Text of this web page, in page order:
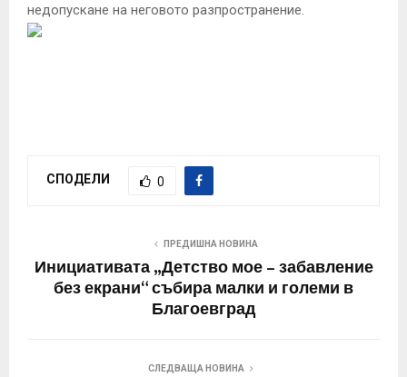
недопускане на неговото разпространение.
СПОДЕЛИ 0
ПРЕДИШНА НОВИНА
Инициативата „Детство мое – забавление
без екрани“ събира малки и големи в
Благоевград
СЛЕДВАЩА НОВИНА